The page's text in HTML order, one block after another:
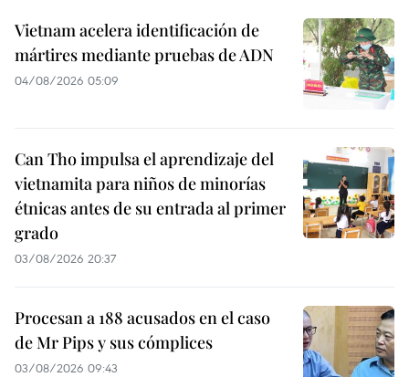
Vietnam acelera identificación de
mártires mediante pruebas de ADN
04/08/2026 05:09
Can Tho impulsa el aprendizaje del
vietnamita para niños de minorías
étnicas antes de su entrada al primer
grado
03/08/2026 20:37
Procesan a 188 acusados en el caso
de Mr Pips y sus cómplices
03/08/2026 09:43